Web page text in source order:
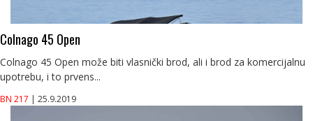
Colnago 45 Open
Colnago 45 Open može biti vlasnički brod, ali i brod za komercijalnu
upotrebu, i to prvens...
BN 217 | 25.9.2019